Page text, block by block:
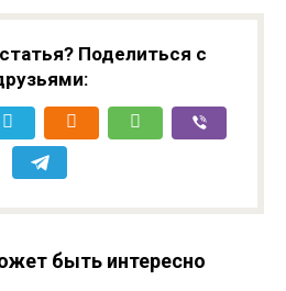
Поделиться с
быть интересно